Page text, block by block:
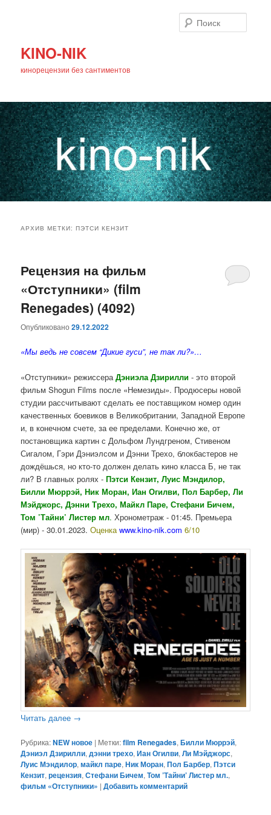
KINO-NIK
кинорецензии без сантиментов
основному
содержимому
дополнительному
содержимому
АРХИВ МЕТКИ:ПЭТСИ КЕНЗИТ
Рецензия на фильм
«Отступники» (film
Renegades) (4092)
Опубликовано29.12.2022
«Мы ведь ​​не совсем “Дикие гуси”, не так ли?»…
«Отступники» режиссераДэниэла Дзирилли - это второй
фильм Shogun Films после «Немезиды». Продюсеры новой
студии рассчитывают сделать ее поставщиком номер один
качественных боевиков в Великобритании, Западной Европе
и, в конечном счете, за ее пределами. Конечно же, от
постановщика картин с Дольфом Лундгреном, Стивеном
Сигалом, Гэри Дэниэлсом и Дэнни Трехо, блокбастеров не
дождёшься, но кто-то должен делать кино класса Б, не так
ли? В главных ролях -Пэтси Кензит, Луис Мэндилор,
Билли Мюррэй, Ник Моран, Иан Огилви, Пол Барбер, Ли
Мэйджорс, Дэнни Трехо, Майкл Паре, Стефани Бичем,
Том ’Тайни’ Листер мл. Хронометраж - 01:45. Премьера
(мир) - 30.01.2023.Оценкаwww.kino-nik.com 6/10
Читать далее →
Рубрика:NEW новое | Метки:film Renegades,Билли Мюррэй,
Дэниэл Дзирилли,дэнни трехо,Иан Огилви,Ли Мэйджорс,
Луис Мэндилор,майкл паре,Ник Моран,Пол Барбер,Пэтси
Кензит,рецензия,Стефани Бичем,Том ’Тайни’ Листер мл.,
фильм «Отступники» |Добавить комментарий